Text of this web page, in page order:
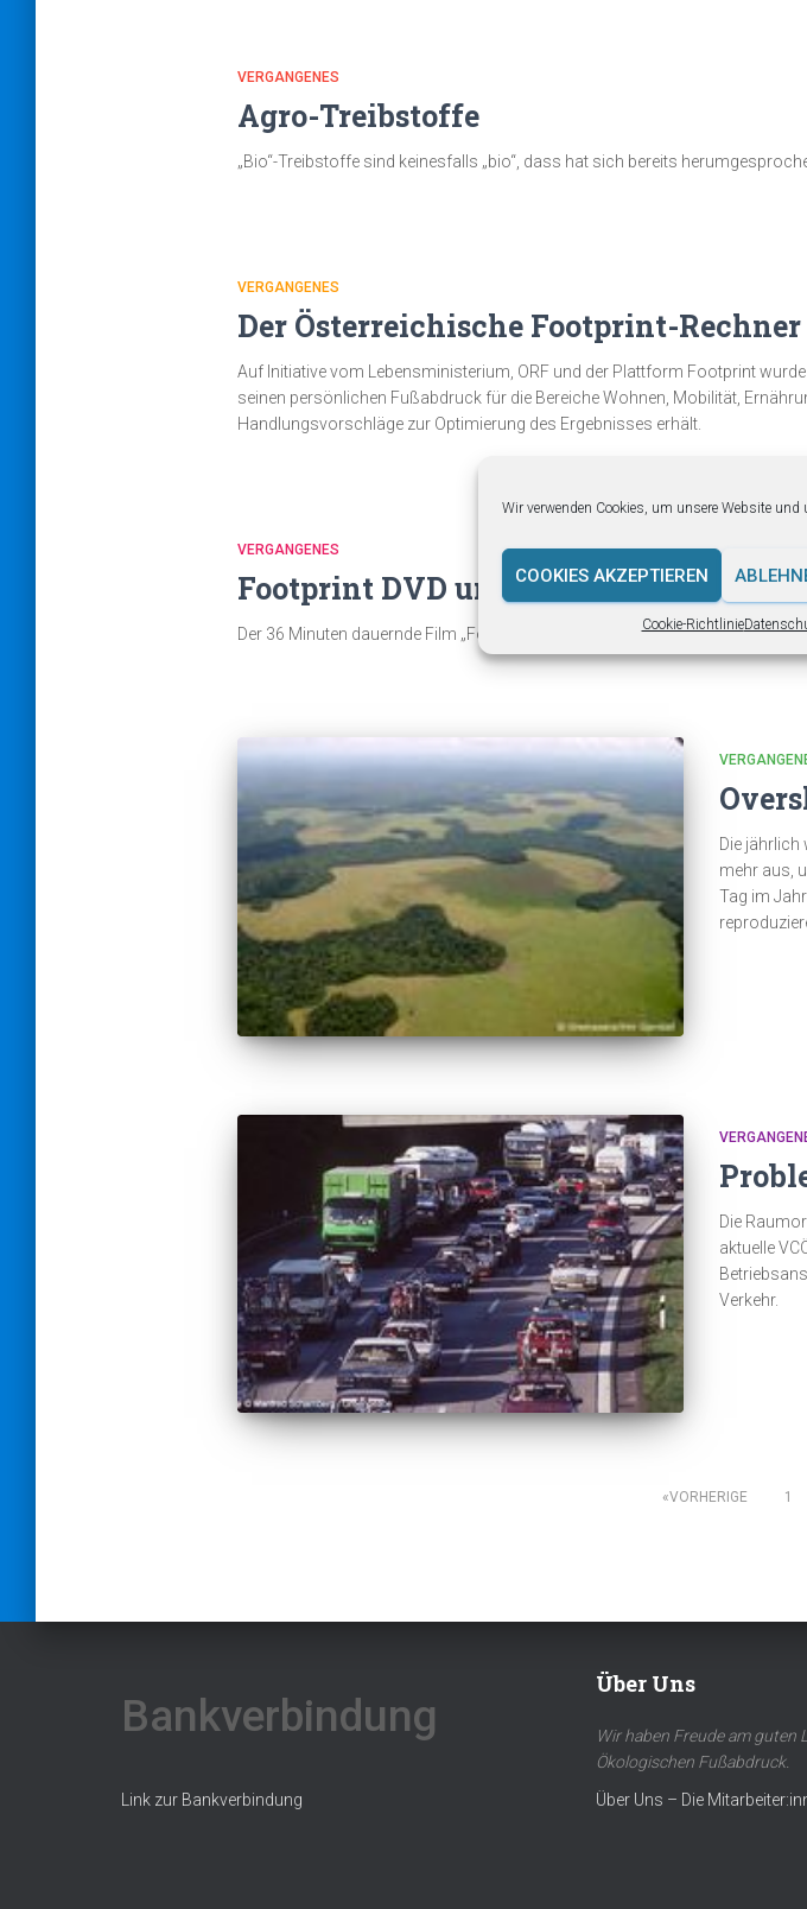
Wir verwenden Cookies, um unsere Website und
COOKIES AKZEPTIEREN
Cookie-Richtlinie
VERGANGENES
Agro-Treibstoffe
„Bio“-Treibstoffe sind keinesfalls „bio“, dass hat sich bereits
VERGANGENES
Der Österreichische Footprint-Rechner
Auf Initiative vom Lebensministerium, ORF und der Plattform Footprint
seinen persönlichen Fußabdruck für die Bereiche Wohnen, Mobilität,
Handlungsvorschläge zur Optimierung des Ergebnisses erhält.
VERGANGENES
Footprint DVD und Broschüre
Der 36 Minuten dauernde Film „Footprint – Große Ansprüche an einen
Die jährlich
mehr aus,
Tag im
Die
aktuelle
Verkehr.
VORHERIGE 1
Bankverbindung
Link zur Bankverbindung
Über Uns
Wir haben Freude am guten
Ökologischen Fußabdruck.
Über Uns – Die